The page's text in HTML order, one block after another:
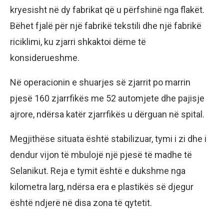
kryesisht në dy fabrikat që u përfshinë nga flakët.
Bëhet fjalë për një fabrikë tekstili dhe një fabrikë
riciklimi, ku zjarri shkaktoi dëme të
konsiderueshme.
Në operacionin e shuarjes së zjarrit po marrin
pjesë 160 zjarrfikës me 52 automjete dhe pajisje
ajrore, ndërsa katër zjarrfikës u dërguan në spital.
Megjithëse situata është stabilizuar, tymi i zi dhe i
dendur vijon të mbulojë një pjesë të madhe të
Selanikut. Reja e tymit është e dukshme nga
kilometra larg, ndërsa era e plastikës së djegur
është ndjerë në disa zona të qytetit.